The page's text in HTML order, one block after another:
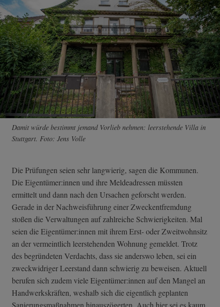
Damit würde bestimmt jemand Vorlieb nehmen: leerstehende Villa in
Stuttgart. Foto: Jens Volle
Die Prüfungen seien sehr langwierig, sagen die Kommunen.
Die Eigentümer:innen und ihre Meldeadressen müssten
ermittelt und dann nach den Ursachen geforscht werden.
Gerade in der Nachweisführung einer Zweckentfremdung
stoßen die Verwaltungen auf zahlreiche Schwierigkeiten. Mal
seien die Eigentümer:innen mit ihrem Erst- oder Zweitwohnsitz
an der vermeintlich leerstehenden Wohnung gemeldet. Trotz
des begründeten Verdachts, dass sie anderswo leben, sei ein
zweckwidriger Leerstand dann schwierig zu beweisen. Aktuell
berufen sich zudem viele Eigentümer:innen auf den Mangel an
Handwerkskräften, weshalb sich die eigentlich geplanten